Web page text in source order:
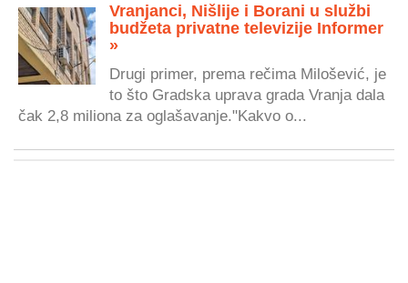
Vranjanci, Nišlije i Borani u službi
budžeta privatne televizije Informer
»
Drugi primer, prema rečima Milošević, je
to što Gradska uprava grada Vranja dala
čak 2,8 miliona za oglašavanje."Kakvo o...